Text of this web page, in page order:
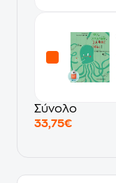
Σύνολο
33,75€